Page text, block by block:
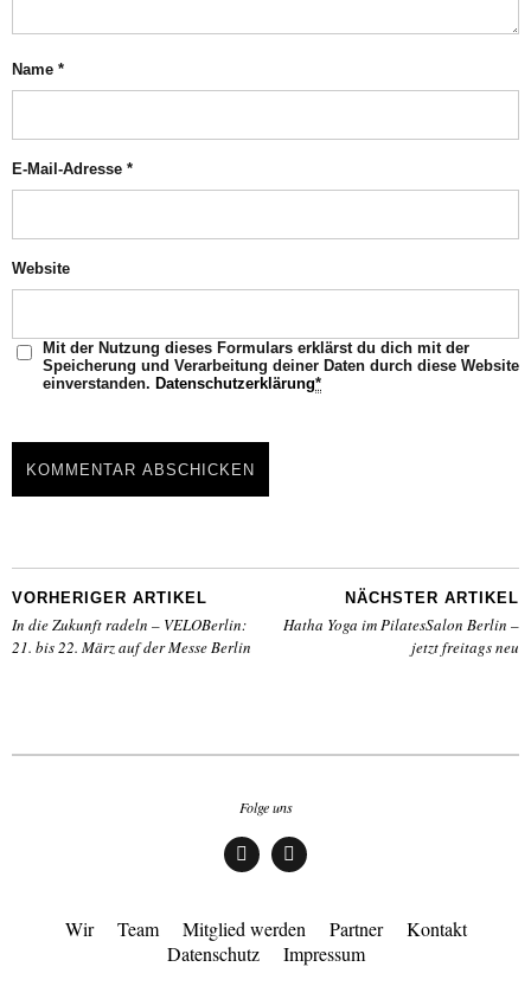
Name *
E-Mail-Adresse *
Website
Mit der Nutzung dieses Formulars erklärst du dich mit der
Speicherung und Verarbeitung deiner Daten durch diese Website
einverstanden. Datenschutzerklärung*
VORHERIGER ARTIKEL
In die Zukunft radeln – VELOBerlin:
21. bis 22. März auf der Messe Berlin
NÄCHSTER ARTIKEL
Hatha Yoga im PilatesSalon Berlin –
jetzt freitags neu
Folge uns
k m
Wir Team Mitglied werden Partner
Kontakt
Datenschutz
Impressum